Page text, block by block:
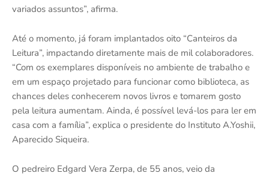
variados assuntos”, afirma.
Até o momento, já foram implantados oito “Canteiros da
Leitura”, impactando diretamente mais de mil colaboradores.
“Com os exemplares disponíveis no ambiente de trabalho e
em um espaço projetado para funcionar como biblioteca, as
chances deles conhecerem novos livros e tomarem gosto
pela leitura aumentam. Ainda, é possível levá-los para ler em
casa com a família”, explica o presidente do Instituto A.Yoshii,
Aparecido Siqueira.
O pedreiro Edgard Vera Zerpa, de 55 anos, veio da